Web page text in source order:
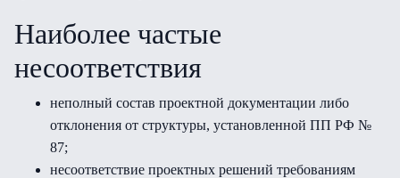
Наиболее частые
несоответствия
неполный состав проектной документации либо
отклонения от структуры, установленной ПП РФ №
87;
несоответствие проектных решений требованиям